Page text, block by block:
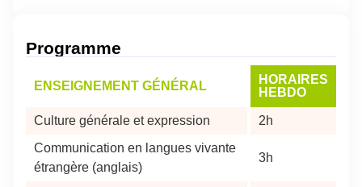
Programme
ENSEIGNEMENT GÉNÉRAL
HORAIRES
HEBDO
Culture générale et expression
2h
Communication en langues vivante
étrangère (anglais)
3h